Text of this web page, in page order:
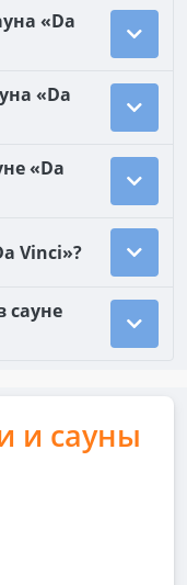
«Da
«Da
«Da
Vinci»?
сауне
и сауны